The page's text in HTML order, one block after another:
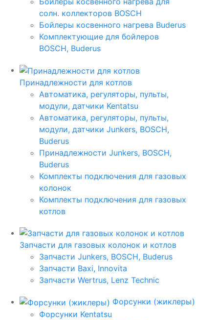
солн. коллекторов BOSCH
Бойлеры косвенного нагрева Buderus
Комплектующие для бойлеров
BOSCH, Buderus
Принадлежности для котлов
Автоматика, регуляторы, пульты,
модули, датчики Kentatsu
Автоматика, регуляторы, пульты,
модули, датчики Junkers, BOSCH,
Buderus
Принадлежности Junkers, BOSCH,
Buderus
Комплекты подключения для газовых
колонок
Комплекты подключения для газовых
котлов
Запчасти для газовых колонок и котлов
Запчасти Junkers, BOSCH, Buderus
Запчасти Baxi, Innovita
Запчасти Wertrus, Lenz Technic
Форсунки (жиклеры)
Форсунки Kentatsu